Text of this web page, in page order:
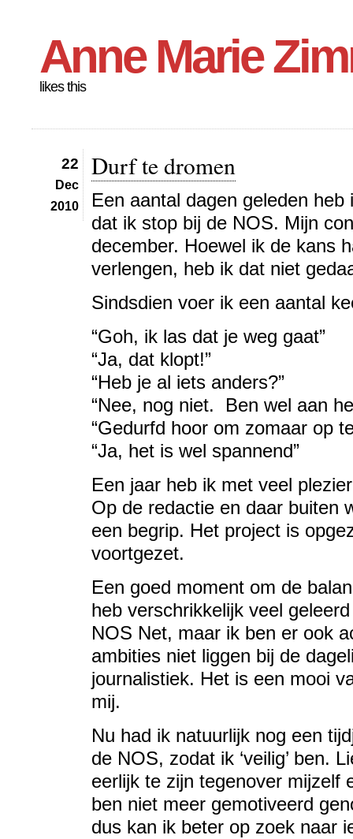
Anne Marie
likes this
22
Dec
2010
Durf te dromen
Een aantal dagen geleden heb
dat ik stop bij de NOS. Mijn
december. Hoewel ik de kans
verlengen, heb ik dat niet
Sindsdien voer ik een aantal
“Goh, ik las dat je weg gaat”
“Ja, dat klopt!”
“Heb je al iets anders?”
“Nee, nog niet. Ben wel aan
“Gedurfd hoor om zomaar op
“Ja, het is wel spannend”
Een jaar heb ik met veel
Op de redactie en daar buiten
een begrip. Het project is
voortgezet.
Een goed moment om de
heb verschrikkelijk veel
NOS Net, maar ik ben er ook
ambities niet liggen bij de
journalistiek. Het is een mooi
mij.
Nu had ik natuurlijk nog een
de NOS, zodat ik ‘veilig’ ben.
eerlijk te zijn tegenover mijzelf
ben niet meer gemotiveerd
dus kan ik beter op zoek naar